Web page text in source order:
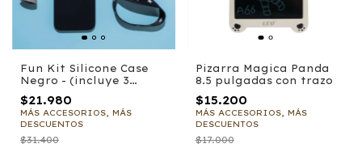
Fun Kit Silicone Case
Negro - (incluye 3
$21.980
MÁS ACCESORIOS, MÁS
DESCUENTOS
$31.400
Pizarra Magica Panda
8.5 pulgadas con trazo
$15.200
MÁS ACCESORIOS, MÁS
DESCUENTOS
$17.000